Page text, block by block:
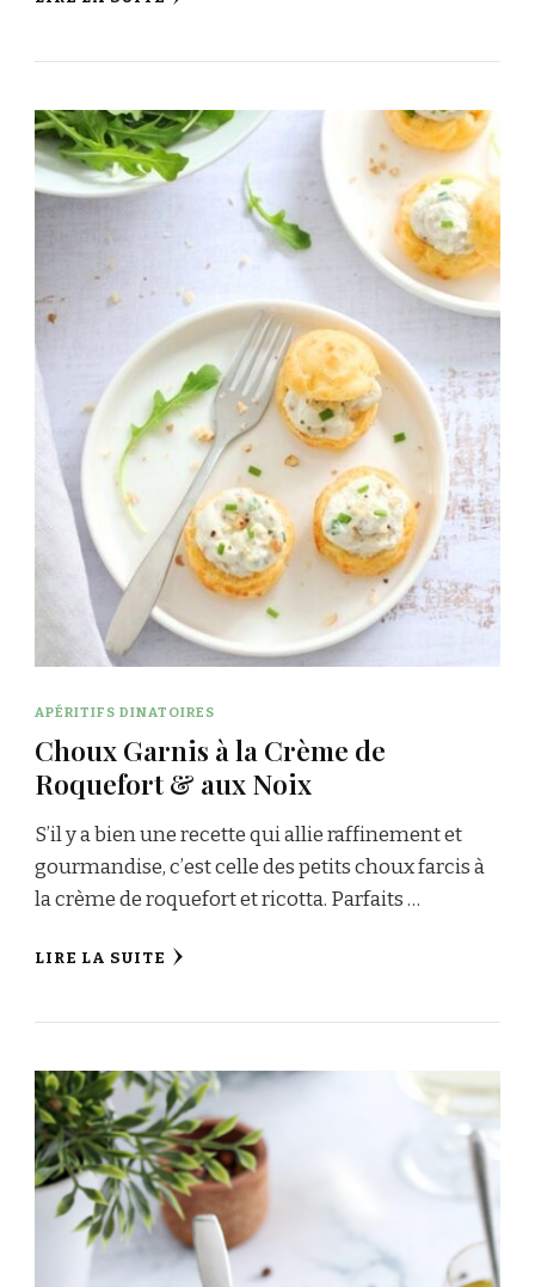
APÉRITIFS DINATOIRES
Choux Garnis à la Crème de
Roquefort & aux Noix
S’il y a bien une recette qui allie raffinement et
gourmandise, c’est celle des petits choux farcis à
la crème de roquefort et ricotta. Parfaits …
LIRE LA SUITE